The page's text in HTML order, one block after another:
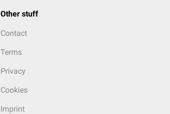
Other stuff
Contact
Terms
Privacy
Cookies
Imprint